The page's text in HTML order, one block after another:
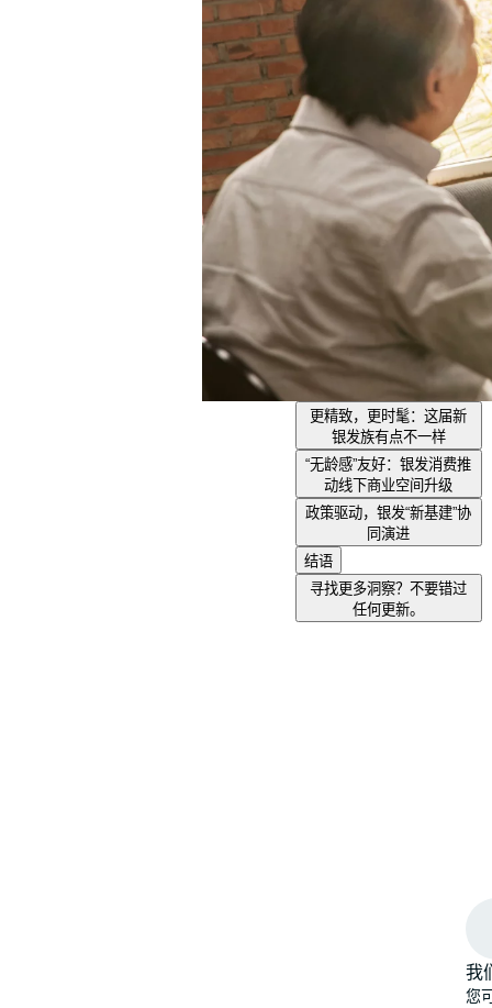
更精致，更时髦：这届新
银发族有点不一样
“无龄感”友好：银发消费推
动线下商业空间升级
政策驱动，银发“新基建”协
同演进
结语
寻找更多洞察？不要错过
任何更新。
我
您